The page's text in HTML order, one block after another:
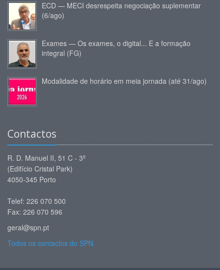
ECD — MECI desrespeita negociação suplementar
(6/ago)
Exames — Os exames, o digital... E a formação
integral (FG)
Modalidade de horário em meia jornada (até 31/ago)
Contactos
R. D. Manuel II, 51 C - 3º
(Edifício Cristal Park)
4050-345 Porto
Telef: 226 070 500
Fax: 226 070 596
geral@spn.pt
Todos os contactos do SPN